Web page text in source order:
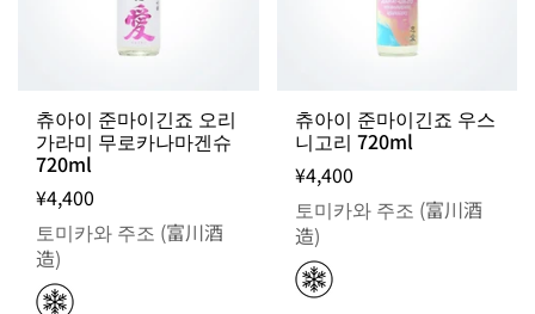
츄아이 준마이긴죠 오리
가라미 무로카나마겐슈
720ml
¥4,400
토미카와 주조 (富川酒
造)
츄아이 준마이긴죠 우스
니고리 720ml
¥4,400
토미카와 주조 (富川酒
造)